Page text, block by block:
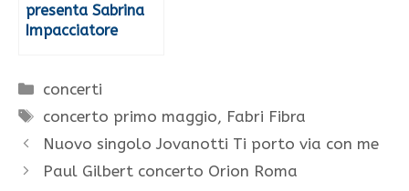
presenta Sabrina
Impacciatore
Categorie
concerti
Tag
concerto primo maggio, Fabri Fibra
Nuovo singolo Jovanotti Ti porto via con me
Paul Gilbert concerto Orion Roma